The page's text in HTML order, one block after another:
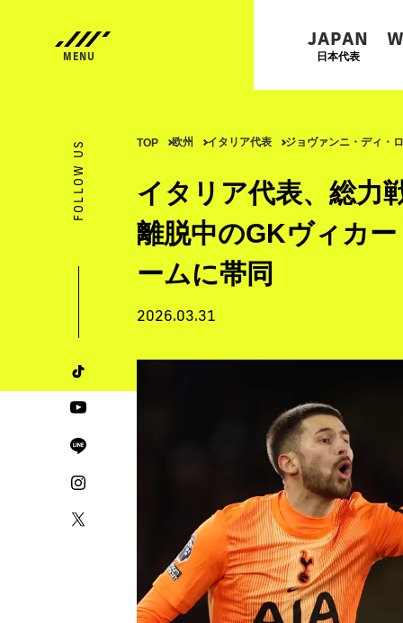
JAPAN
日本代表
FOLLOW US TOP 欧州 イタリア代表 ジョヴァンニ・ディ・
イタリア代表、総力
離脱中のGKヴィカ
ームに帯同
2026.03.31